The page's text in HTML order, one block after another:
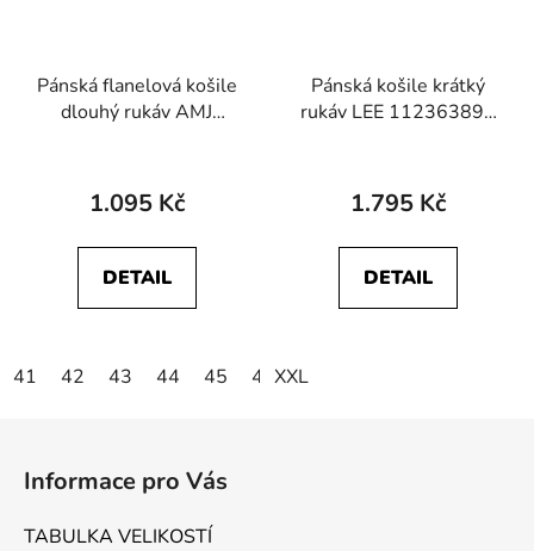
Pánská flanelová košile
dlouhý rukáv AMJ
1.095 Kč
DETAIL
41 42 43 44 45 46
Pánská košile krátký
rukáv LEE 112363898
1.795 Kč
DETAIL
XXL
Informace pro Vás
TABULKA VELIKOSTÍ